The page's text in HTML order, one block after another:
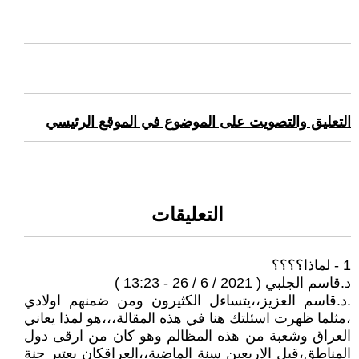
التعليق والتصويت على الموضوع في الموقع الرئيسي
التعليقات
1 - لماذا؟؟؟؟
د.قاسم الجلبي ( 2021 / 6 / 26 - 13:23 )
.د.قاسم العزيز،،يتساءل الكثيرون ومن ضمنهم اولادي
،مثلما ظهرت اسئلتك هنا في هذه المقالة،،،هو لمذا يعاني
العراق وشعبة من هذه المظالم وهو كان من ارقى دول
المناطق،قبل الاربعين سنة الماضية،،العراقكان يعتبر جنة